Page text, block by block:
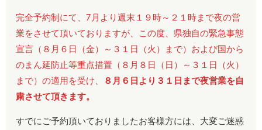
完全予約制にて、7月より週末１９時～２１時まで夜の営
業をさせて頂いておりますが、この度、県独自の緊急事態
宣言（８月６日（金）～３１日（火）まで）および国から
のまん延防止等重点措置（８月８日（日）～３１日（火）
まで）の適用を受け、
８月６日より３１日まで夜営業を自
粛させて頂きます。
すでにご予約頂いておりましたお客様方には、大変ご迷惑